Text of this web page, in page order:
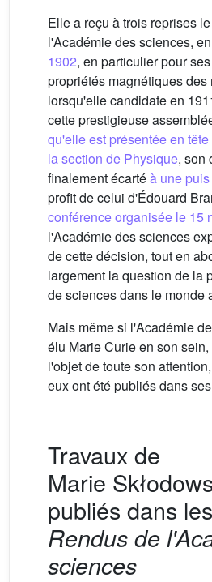
Elle a reçu à trois reprises
l'Académie des sciences, en
1902, en particulier pour
propriétés magnétiques des
lorsqu'elle candidate en
cette prestigieuse
qu'elle est présentée en
la section de Physique, son
finalement écartéà une
profit de celui d'Édouard
conférence organisée le 15
l'Académie des sciences
de cette décision, tout en
largement la question de la
de sciences dans le monde
Mais même si l'Académie
élu Marie Curie en son
l'objet de toute son
eux ont été publiés dans ses
Travaux de
Marie
publiés dans les
Rendus de
sciences